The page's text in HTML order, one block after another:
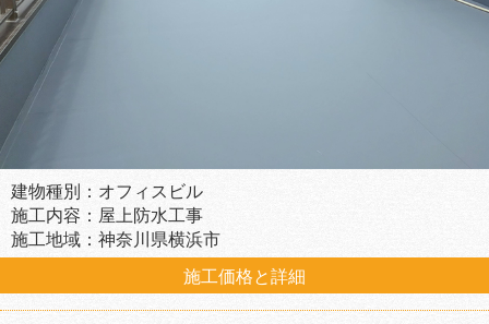
建物種別：オフィスビル
施工内容：屋上防水工事
施工地域：神奈川県横浜市
施工価格と詳細